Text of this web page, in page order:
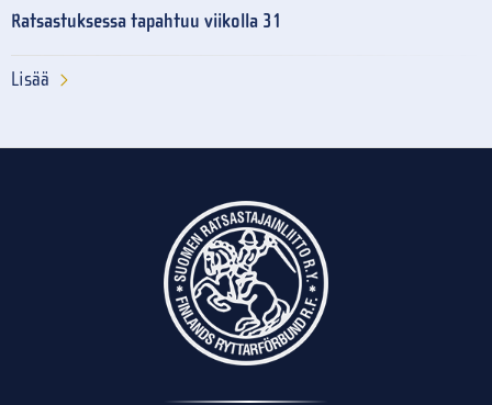
Ratsastuksessa tapahtuu viikolla 31
Lisää